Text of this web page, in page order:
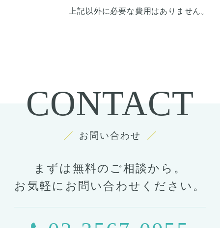
上記以外に必要な費用はありません。
CONTACT
お問い合わせ
まずは無料のご相談から。
お気軽にお問い合わせください。